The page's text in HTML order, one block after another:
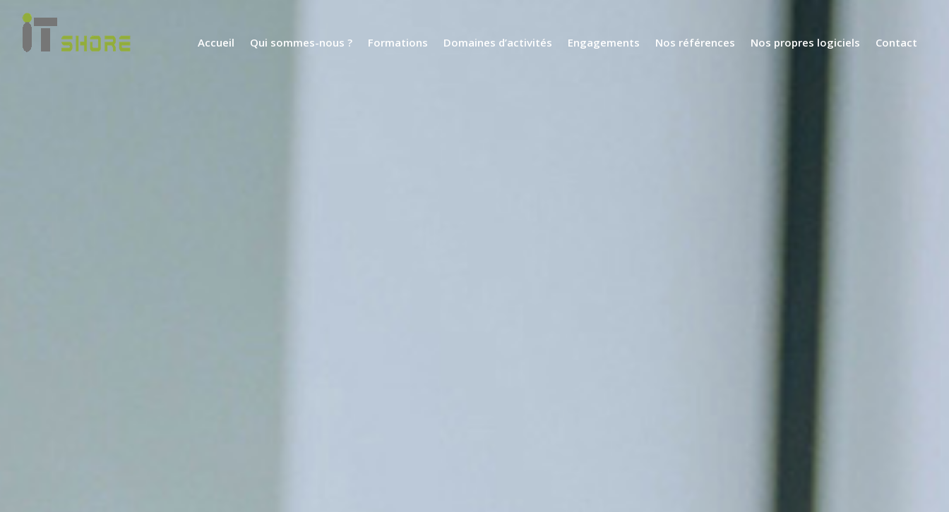
Accueil Qui sommes-nous ? Formations Domaines d’activités Engagements Nos références Nos propres logiciels Contact